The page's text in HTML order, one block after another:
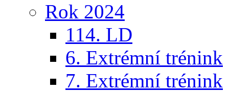
Rok 2024
114. LD
6. Extrémní trénink
7. Extrémní trénink